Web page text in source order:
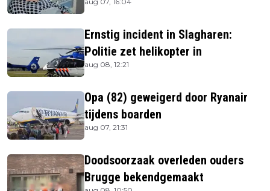
is
Ernstig incident in Slagharen:
Politie zet helikopter in
aug 08, 12:21
Opa (82) geweigerd door Ryanair
tijdens boarden
aug 07, 21:31
Doodsoorzaak overleden ouders
Brugge bekendgemaakt